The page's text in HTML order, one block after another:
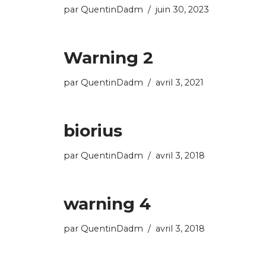
par QuentinDadm juin 30, 2023
Warning 2
par QuentinDadm avril 3, 2021
biorius
par QuentinDadm avril 3, 2018
warning 4
par QuentinDadm avril 3, 2018